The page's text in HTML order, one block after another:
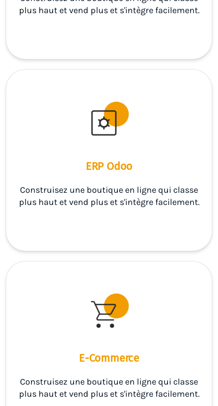
plus haut et vend plus et s'intègre facilement.
ERP Odoo
Construisez une boutique en ligne qui classe
plus haut et vend plus et s'intègre facilement.
E-Commerce
Construisez une boutique en ligne qui classe
plus haut et vend plus et s'intègre facilement.